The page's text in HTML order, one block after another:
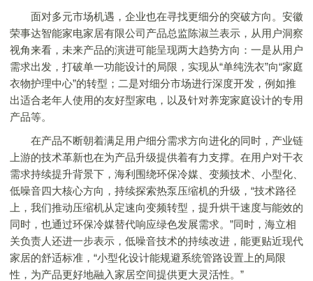
面对多元市场机遇，企业也在寻找更细分的突破方向。安徽
荣事达智能家电家居有限公司产品总监陈淑兰表示，从用户洞察
视角来看，未来产品的演进可能呈现两大趋势方向：一是从用户
需求出发，打破单一功能设计的局限，实现从“单纯洗衣”向“家庭
衣物护理中心”的转型；二是对细分市场进行深度开发，例如推
出适合老年人使用的友好型家电，以及针对养宠家庭设计的专用
产品等。
在产品不断朝着满足用户细分需求方向进化的同时，产业链
上游的技术革新也在为产品升级提供着有力支撑。在用户对干衣
需求持续提升背景下，海利围绕环保冷媒、变频技术、小型化、
低噪音四大核心方向，持续探索热泵压缩机的升级，“技术路径
上，我们推动压缩机从定速向变频转型，提升烘干速度与能效的
同时，也通过环保冷媒替代响应绿色发展需求。”同时，海立相
关负责人还进一步表示，低噪音技术的持续改进，能更贴近现代
家居的舒适标准，“小型化设计能规避系统管路设置上的局限
性，为产品更好地融入家居空间提供更大灵活性。”